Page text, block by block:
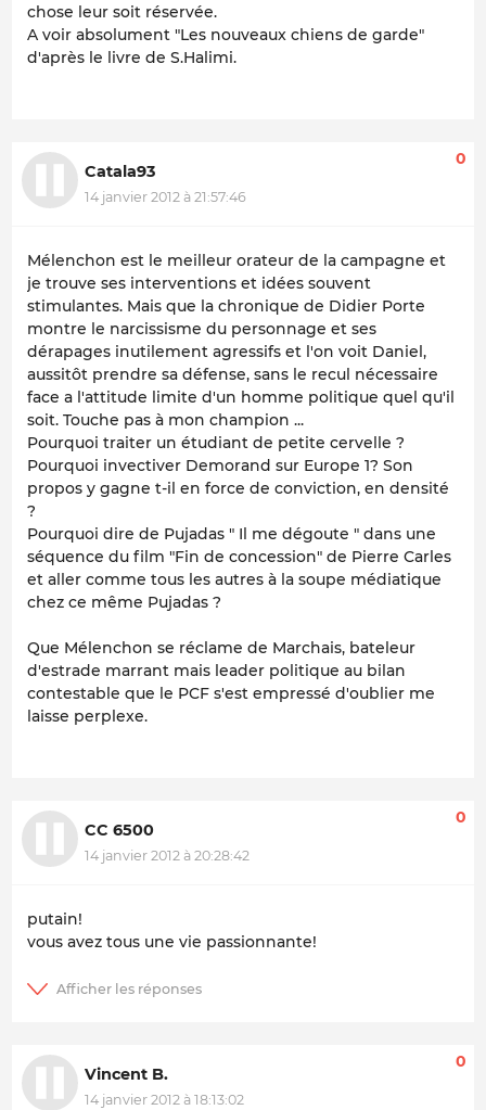
chose leur soit réservée.
A voir absolument "Les nouveaux chiens de garde"
d'après le livre de S.Halimi.
Catala93
14 janvier 2012 à 21:57:46
0
Mélenchon est le meilleur orateur de la campagne et
je trouve ses interventions et idées souvent
stimulantes. Mais que la chronique de Didier Porte
montre le narcissisme du personnage et ses
dérapages inutilement agressifs et l'on voit Daniel,
aussitôt prendre sa défense, sans le recul nécessaire
face a l'attitude limite d'un homme politique quel qu'il
soit. Touche pas à mon champion ...
Pourquoi traiter un étudiant de petite cervelle ?
Pourquoi invectiver Demorand sur Europe 1? Son
propos y gagne t-il en force de conviction, en densité
?
Pourquoi dire de Pujadas " Il me dégoute " dans une
séquence du film "Fin de concession" de Pierre Carles
et aller comme tous les autres à la soupe médiatique
chez ce même Pujadas ?
Que Mélenchon se réclame de Marchais, bateleur
d'estrade marrant mais leader politique au bilan
contestable que le PCF s'est empressé d'oublier me
laisse perplexe.
CC 6500
14 janvier 2012 à 20:28:42
0
putain!
vous avez tous une vie passionnante!
Vincent B.
14 janvier 2012 à 18:13:02
0